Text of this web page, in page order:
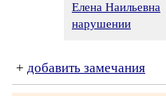
Елена Наильевна
нарушении
+ добавить замечания